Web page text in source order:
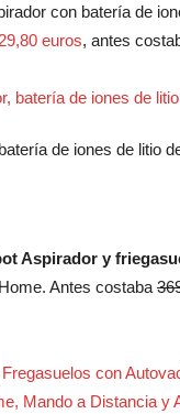
con batería de
euros, antes
de iones de litio
Aspirador y
Antes costaba